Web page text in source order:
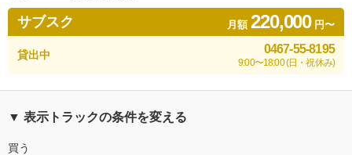
サブスク 月額220,000円〜
貸出中 0467-55-8195
9:00〜18:00 (日・祝休み)
▼ 表示トラックの条件を変える
買う